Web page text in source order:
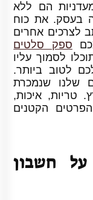
הם ללא
בעסק. את כוח
לצרכים אחרים
ספק סלטים
לסמוך עליו
לטוב ביותר.
שלנו שנמכרת
טריות, איכות,
הקטנים
חשבון